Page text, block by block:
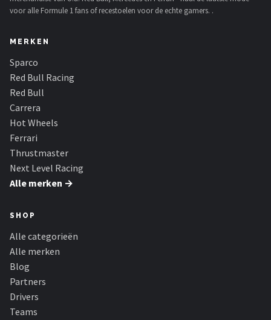
Sparco
Red Bull Racing
Red Bull
Carrera
Hot Wheels
Ferrari
Thrustmaster
Next Level Racing
voor alle Formule 1 fans of recestoelen voor de echte gamers. .
MERKEN
Sparco
Red Bull Racing
Red Bull
Carrera
Hot Wheels
Ferrari
Thrustmaster
Next Level Racing
Alle merken →
SHOP
Alle categorieën
Alle merken
Blog
Partners
Drivers
Teams